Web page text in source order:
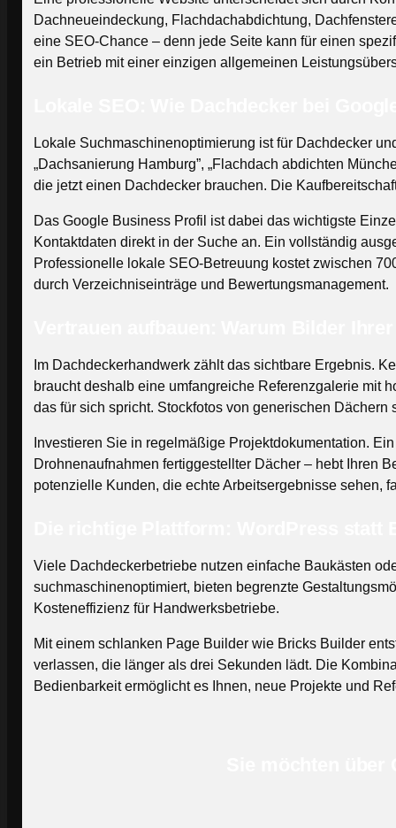
Dachneueindeckung, Flachdachabdichtung,
eine SEO-Chance – denn jede Seite kann für einen
ein Betrieb mit einer einzigen allgemeinen
Lokale Suchmaschinenoptimierung ist für Dachdecker
„Dachsanierung Hamburg”, „Flachdach abdichten
die jetzt einen Dachdecker brauchen. Die
Das Google Business Profil ist dabei das wichtigste
Kontaktdaten direkt in der Suche an. Ein vollständig
Professionelle lokale SEO-Betreuung kostet zwischen
durch Verzeichniseinträge und Bewertungsmanagement.
Im Dachdeckerhandwerk zählt das sichtbare Ergebnis.
braucht deshalb eine umfangreiche Referenzgalerie mit
das für sich spricht. Stockfotos von generischen
Investieren Sie in regelmäßige Projektdokumentation.
Drohnenaufnahmen fertiggestellter Dächer – hebt Ihren
potenzielle Kunden, die echte Arbeitsergebnisse sehen,
Viele Dachdeckerbetriebe nutzen einfache Baukästen
suchmaschinenoptimiert, bieten begrenzte
Kosteneffizienz für Handwerksbetriebe.
Mit einem schlanken Page Builder wie Bricks Builder
verlassen, die länger als drei Sekunden lädt. Die
Bedienbarkeit ermöglicht es Ihnen, neue Projekte und